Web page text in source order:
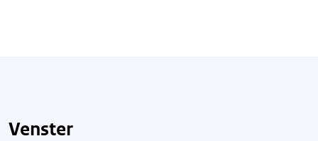
Venster